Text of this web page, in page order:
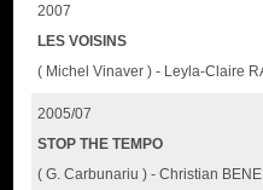
2007
LES VOISINS
( Michel Vinaver ) - Leyla-Claire
2005/07
STOP THE TEMPO
( G. Carbunariu ) - Christian